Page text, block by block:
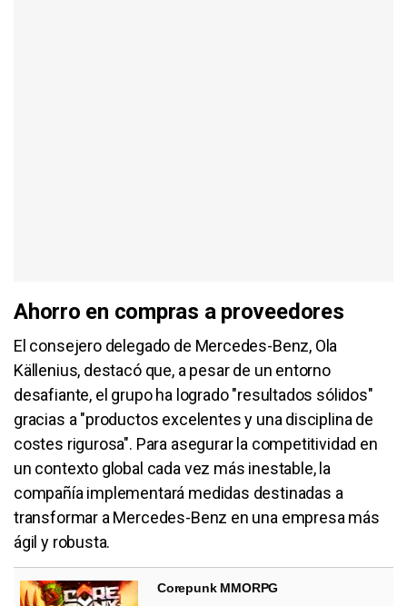
Ahorro en compras a proveedores
El consejero delegado de Mercedes-Benz, Ola
Källenius, destacó que, a pesar de un entorno
desafiante, el grupo ha logrado "resultados sólidos"
gracias a "productos excelentes y una disciplina de
costes rigurosa". Para asegurar la competitividad en
un contexto global cada vez más inestable, la
compañía implementará medidas destinadas a
transformar a Mercedes-Benz en una empresa más
ágil y robusta.
Corepunk MMORPG